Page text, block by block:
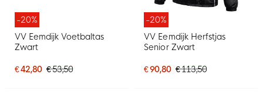
-20%
VV Eemdijk Voetbaltas
Zwart
€ 42,80 € 53,50
-20%
VV Eemdijk Herfstjas
Senior Zwart
€ 90,80 € 113,50